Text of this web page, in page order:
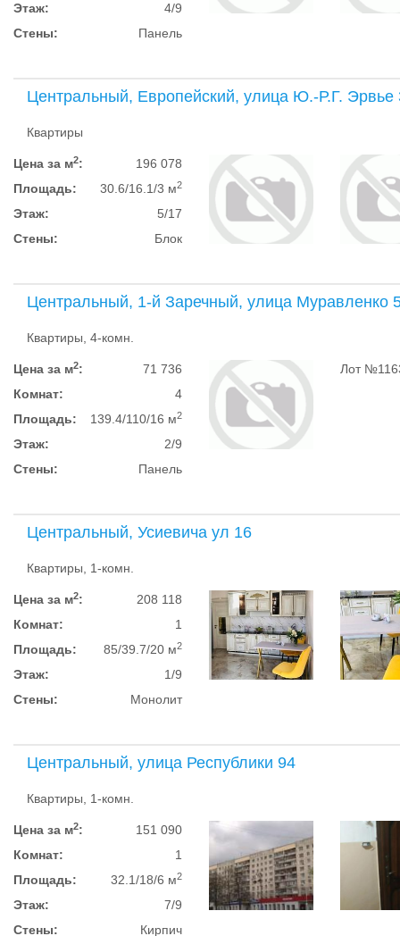
Этаж:
4/9
Стены:
Панель
Центральный, Европейский, улица Ю.-Р.Г. Эрвье
Квартиры
Цена за м2:
196 078
Площадь:
30.6/16.1/3 м2
Этаж:
5/17
Стены:
Блок
Центральный, 1-й Заречный, улица Муравленко
Квартиры, 4-комн.
Цена за м2:
71 736
Комнат:
4
Площадь:
139.4/110/16 м2
Этаж:
2/9
Стены:
Панель
Лот
Центральный, Усиевича ул 16
Квартиры, 1-комн.
Цена за м2:
208 118
Комнат:
1
Площадь:
85/39.7/20 м2
Этаж:
1/9
Стены:
Монолит
Центральный, улица Республики 94
Квартиры, 1-комн.
Цена за м2:
151 090
Комнат:
1
Площадь:
32.1/18/6 м2
Этаж:
7/9
Стены:
Кирпич